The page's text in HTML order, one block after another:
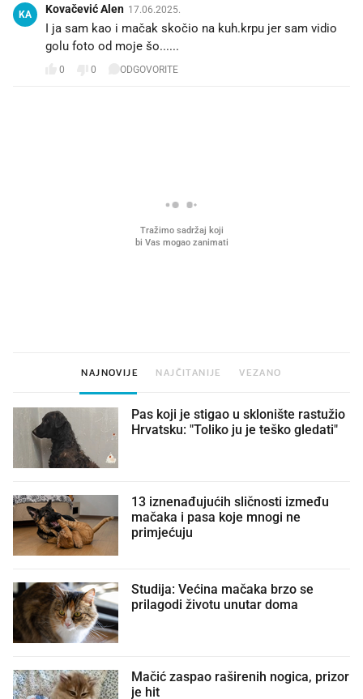
KA Kovačević Alen 17.06.2025.
I ja sam kao i mačak skočio na kuh.krpu jer sam vidio
golu foto od moje šo......
0 0 ODGOVORITE
NAJNOVIJE NAJČITANIJE VEZANO
Pas koji je stigao u sklonište rastužio
Hrvatsku: "Toliko ju je teško gledati"
13 iznenađujućih sličnosti između
mačaka i pasa koje mnogi ne
primjećuju
Studija: Većina mačaka brzo se
prilagodi životu unutar doma
Mačić zaspao raširenih nogica, prizor
je hit